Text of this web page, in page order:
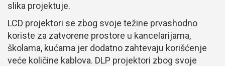
slika projektuje.
LCD projektori se zbog svoje težine prvashodno
koriste za zatvorene prostore u kancelarijama,
školama, kućama jer dodatno zahtevaju korišćenje
veće količine kablova. DLP projektori zbog svoje